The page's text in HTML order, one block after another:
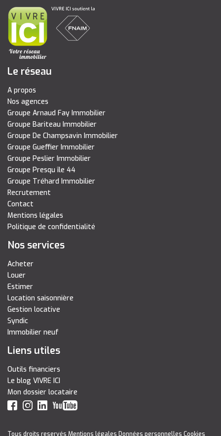
Le réseau
A propos
Nos agences
Groupe Arnaud Fay Immobilier
Groupe Bariteau Immobilier
Groupe De Champsavin Immobilier
Groupe Gueffier Immobilier
Groupe Peslier Immobilier
Groupe Presqu île 44
Groupe Tréhard Immobilier
Recrutement
Contact
Mentions légales
Politique de confidentialité
Nos services
Acheter
Louer
Estimer
Location saisonnière
Gestion locative
Syndic
Immobilier neuf
Liens utiles
Outils financiers
Le blog VIVRE ICI
Mon dossier locataire
Tous droits reservés Mentions légales Données personnelles Cookies